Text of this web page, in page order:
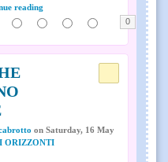
reading
0
on Saturday, 16 May
ORIZZONTI